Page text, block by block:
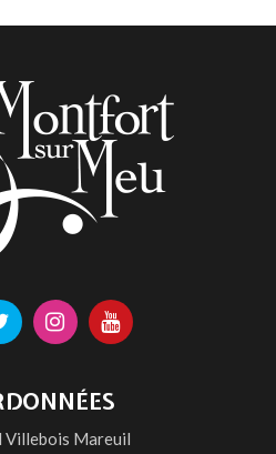
compte
Lien
le
compte
Lien
la
chaîne
Villebois Mareuil